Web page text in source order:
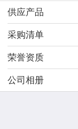
供应产品
采购清单
荣誉资质
公司相册